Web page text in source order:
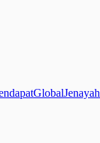
GlobalJenayah